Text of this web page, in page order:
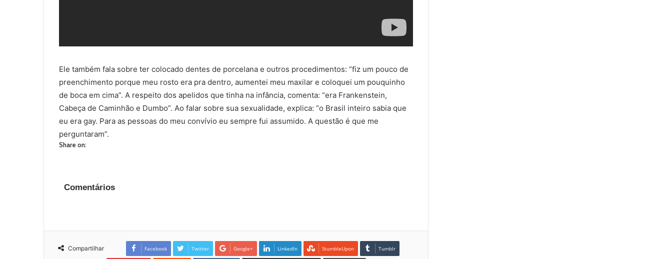
Ele também fala sobre ter colocado dentes de porcelana e outros procedimentos: “fiz um pouco de
preenchimento porque meu rosto era pra dentro, aumentei meu maxilar e coloquei um pouquinho
de boca em cima”. A respeito dos apelidos que tinha na infância, comenta: “era Frankenstein,
Cabeça de Caminhão e Dumbo”. Ao falar sobre sua sexualidade, explica: “o Brasil inteiro sabia que
eu era gay. Para as pessoas do meu convívio eu sempre fui assumido. A questão é que me
perguntaram”.
Share on:
Comentários
Compartilhar Facebook Twitter Google+ LinkedIn StumbleUpon Tumblr